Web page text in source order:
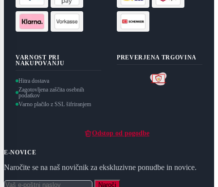
VARNOST PRI
NAKUPOVANJU
Hitra dostava
Zagotovljena zaščita osebnih
podatkov
Varno plačilo z SSL šifriranjem
PREVERJENA TRGOVINA
Odstop od pogodbe
E-NOVICE
Naročite se na naš novičnik za ekskluzivne ponudbe in novice.
Naroči